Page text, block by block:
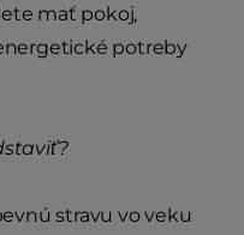
mať pokoj,
potreby
stravu vo veku